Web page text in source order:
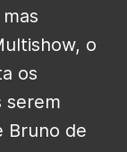
mas
o
os
serem
Bruno de